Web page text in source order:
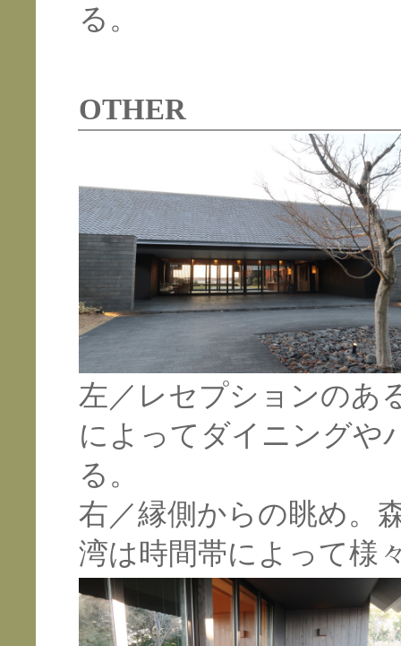
る。
OTHER
左／レセプションのあ
によってダイニングや
る。
右／縁側からの眺め。
湾は時間帯によって様